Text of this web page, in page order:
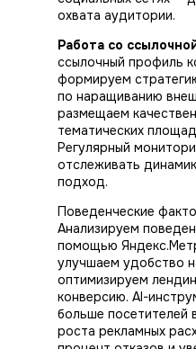
охвата аудитории.
Работа со
ссылочный профиль
формируем
по наращиванию
размещаем
тематических
Регулярный
отслеживать
подход.
Поведенческие
Анализируем
помощью
улучшаем удобство
оптимизируем
конверсию. AI-
больше посетителей
роста рекламных